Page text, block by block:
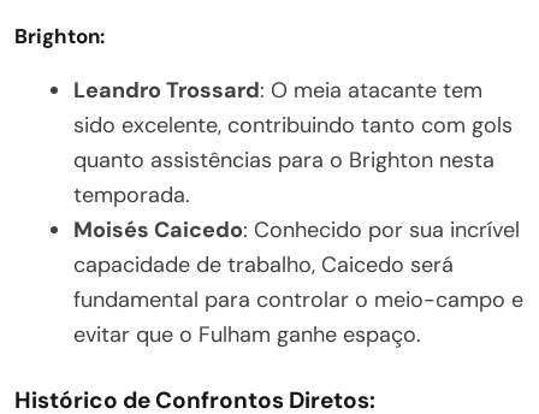
Brighton:
Leandro Trossard: O meia atacante tem
sido excelente, contribuindo tanto com gols
quanto assistências para o Brighton nesta
temporada.
Moisés Caicedo: Conhecido por sua incrível
capacidade de trabalho, Caicedo será
fundamental para controlar o meio-campo e
evitar que o Fulham ganhe espaço.
Histórico de Confrontos Diretos: